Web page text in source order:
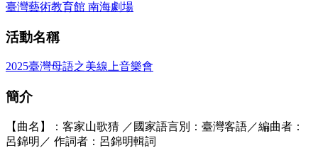
臺灣藝術教育館 南海劇場
活動名稱
2025臺灣母語之美線上音樂會
簡介
【曲名】：客家山歌猜 ／國家語言別：臺灣客語／編曲者：
呂錦明／ 作詞者：呂錦明輯詞